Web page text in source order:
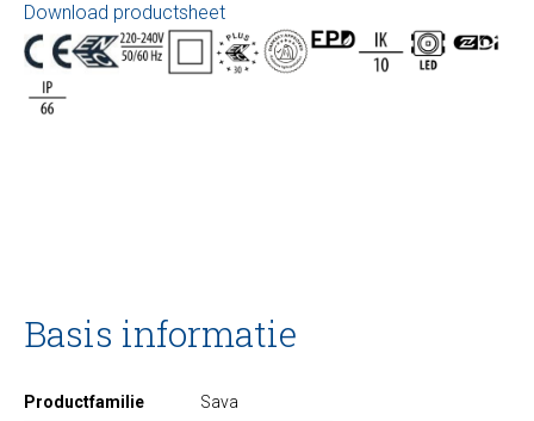
Download productsheet
Basis informatie
Productfamilie Sava